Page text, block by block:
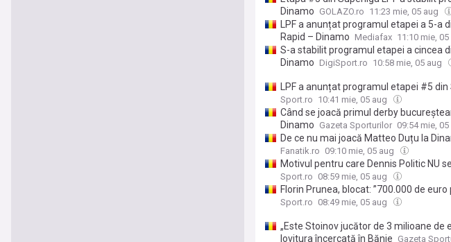
Dinamo GOLAZO.ro 11:23 mie, 05 aug
LPF a anunțat programul etapei a 5-a
Rapid – Dinamo Mediafax 11:10 mie, 05
S-a stabilit programul etapei a cincea
Dinamo DigiSport.ro 10:58 mie, 05 aug
LPF a anunțat programul etapei #5
Sport.ro 10:41 mie, 05 aug
Când se joacă primul derby
Dinamo Gazeta Sporturilor 09:54 mie, 05
De ce nu mai joacă Matteo Duțu la
Fanatik.ro 09:10 mie, 05 aug
Motivul pentru care Dennis Politic NU
Sport.ro 08:59 mie, 05 aug
Florin Prunea, blocat: ”700.000 de
Sport.ro 08:49 mie, 05 aug
„Este Stoinov jucător de 3 milioane de
lovitura încercată în Bănie Gazeta
You're on our Romanian edition. Why not try